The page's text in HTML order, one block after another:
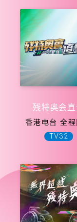
残特奥会
香港电台 全
TV32